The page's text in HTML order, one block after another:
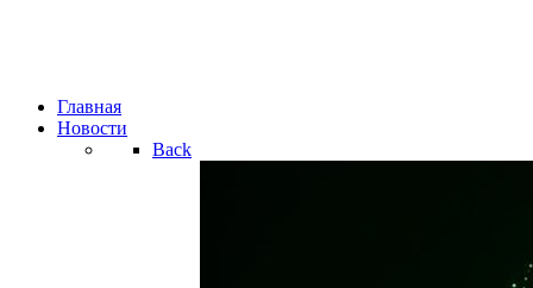
Главная
Новости
Back